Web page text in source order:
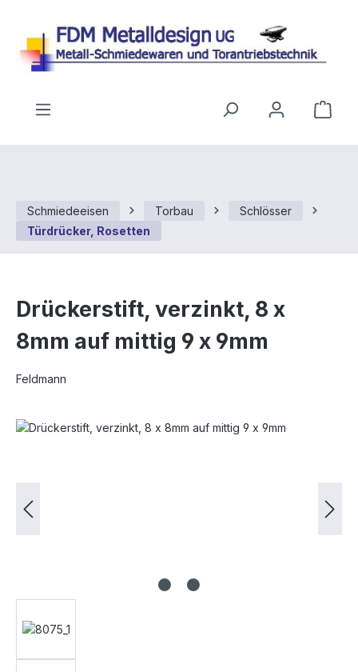
Schmiedeeisen Torbau
Schlösser
Türdrücker, Rosetten
Drückerstift, verzinkt, 8 x
8mm auf mittig 9 x 9mm
Feldmann
Bildergalerie überspringen